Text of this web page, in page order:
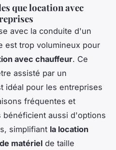
que location avec
avec la conduite d'un
est trop volumineux pour
avec chauffeur. Ce
assisté par un
idéal pour les entreprises
fréquentes et
bénéficient aussi d'options
simplifiant la location
matériel de taille